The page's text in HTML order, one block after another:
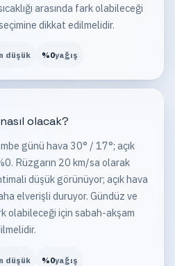
arasında fark olabileceği
dikkat edilmelidir.
düşük %0yağış
olacak?
günü hava 30° / 17°; açık
Rüzgarın 20 km/sa olarak
düşük görünüyor; açık hava
elverişli duruyor. Gündüz ve
olabileceği için sabah-akşam
düşük %0yağış